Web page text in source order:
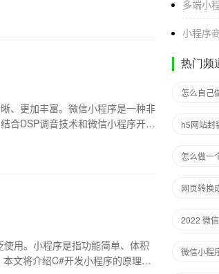
、更加丰富。微信小程序是一种非
合DSP调音技术和微信小程序开
用。小程序是指功能简单、体积
文将介绍C#开发小程序的原理和
多端小
小程序
热门频
怎么自己
h5网站封
怎么做一
网页转换
2022 微
微信小程